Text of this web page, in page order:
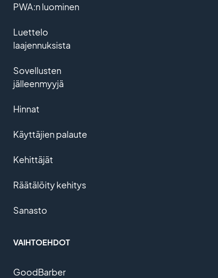
PWA:n luominen
Luettelo
laajennuksista
Sovellusten
jälleenmyyjä
Hinnat
Käyttäjien palaute
Kehittäjät
Räätälöity kehitys
Sanasto
VAIHTOEHDOT
GoodBarber